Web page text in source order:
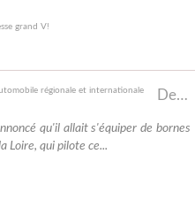
De nouvelles bornes électriques dans la Loire! - FranceAuto-actu - actualité automobile régionale et internationale
qu'il allait s'équiper de bornes
Loire, qui pilote ce...